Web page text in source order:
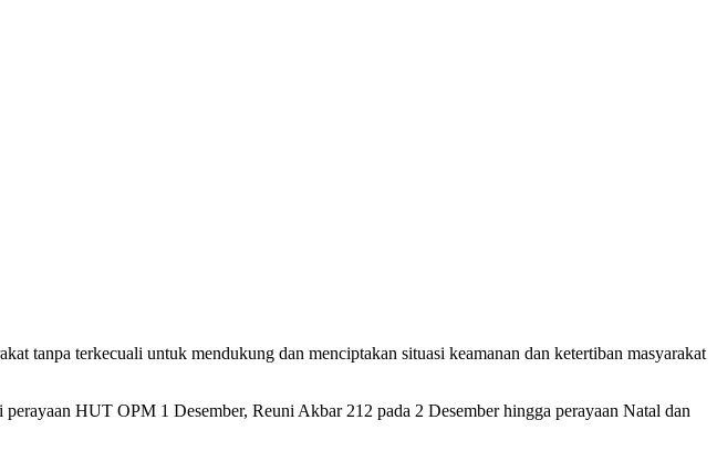
tanpa terkecuali untuk mendukung dan menciptakan situasi keamanan dan ketertiban masyarakat
HUT OPM 1 Desember, Reuni Akbar 212 pada 2 Desember hingga perayaan Natal dan